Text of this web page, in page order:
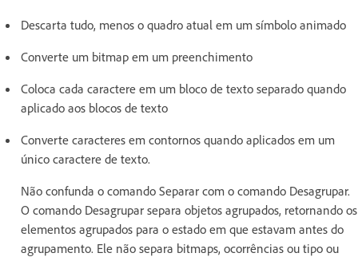
Descarta tudo, menos o quadro atual em um símbolo animado
Converte um bitmap em um preenchimento
Coloca cada caractere em um bloco de texto separado quando
aplicado aos blocos de texto
Converte caracteres em contornos quando aplicados em um
único caractere de texto.
Não confunda o comando Separar com o comando Desagrupar.
O comando Desagrupar separa objetos agrupados, retornando os
elementos agrupados para o estado em que estavam antes do
agrupamento. Ele não separa bitmaps, ocorrências ou tipo ou